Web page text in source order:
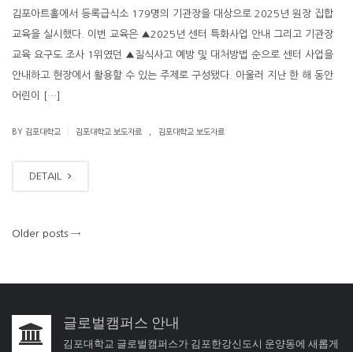
김포아트홀에서 등록급식소 179명의 기관장을 대상으로 2025년 원장 집합
교육을 실시했다. 이번 교육은 ▲2025년 센터 특화사업 안내 그리고 기관장
교육 요구도 조사 1위였던 ▲질식사고 예방 및 대처방법 순으로 센터 사업을
안내하고 현장에서 활용할 수 있는 주제로 구성됐다. 아울러 지난 한 해 동안
어린이 […]
BY 김포대학교 김포대학교 보도자료 김포대학교 보도자료
DETAIL
Older posts →
글로벌캠퍼스 안내
김포대학교 글로벌캠퍼스가 김포한강신도시 운양동에 새롭게